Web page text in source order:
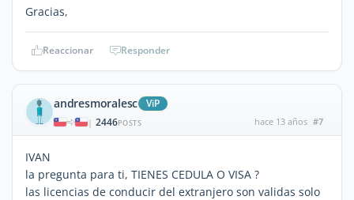
Gracias,
Reaccionar Responder
andresmoralesc ViP
| 2446POSTS hace 13 años #7
IVAN
la pregunta para ti, TIENES CEDULA O VISA ?
las licencias de conducir del extranjero son validas solo